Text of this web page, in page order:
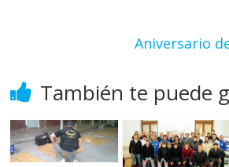
Aniversario
También te puede